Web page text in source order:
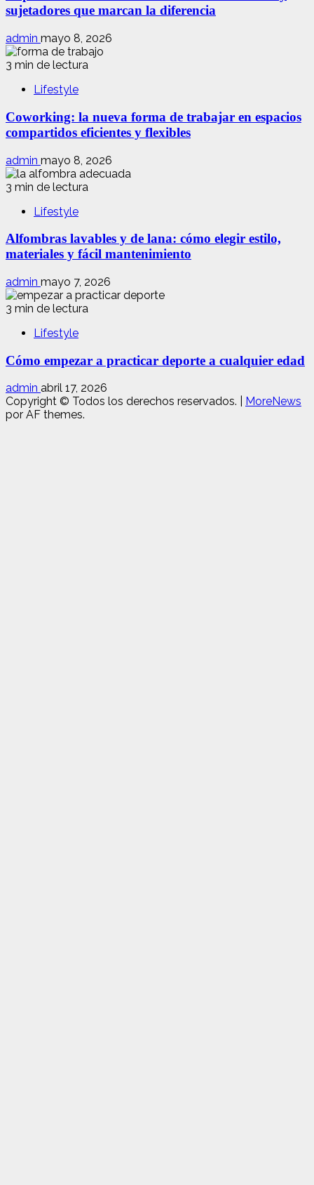
sujetadores que marcan la diferencia
admin mayo 8, 2026
3 min de lectura
Lifestyle
Coworking: la nueva forma de trabajar en espacios
compartidos eficientes y flexibles
admin mayo 8, 2026
3 min de lectura
Lifestyle
Alfombras lavables y de lana: cómo elegir estilo,
materiales y fácil mantenimiento
admin mayo 7, 2026
3 min de lectura
Lifestyle
Cómo empezar a practicar deporte a cualquier edad
admin abril 17, 2026
Copyright © Todos los derechos reservados.
MoreNews
por AF themes.